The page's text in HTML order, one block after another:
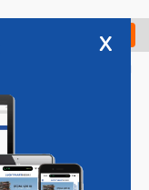
Check in
x